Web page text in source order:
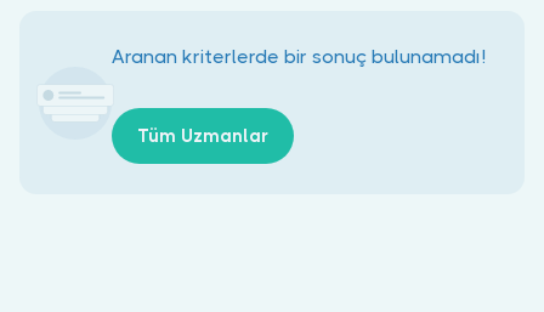
Hastalar için
Doktorlar için
Aranan kriterlerde bir sonuç bulunamadı!
Tüm Uzmanlar